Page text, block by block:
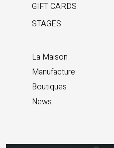
GIFT CARDS
STAGES
La Maison
Manufacture
Boutiques
News